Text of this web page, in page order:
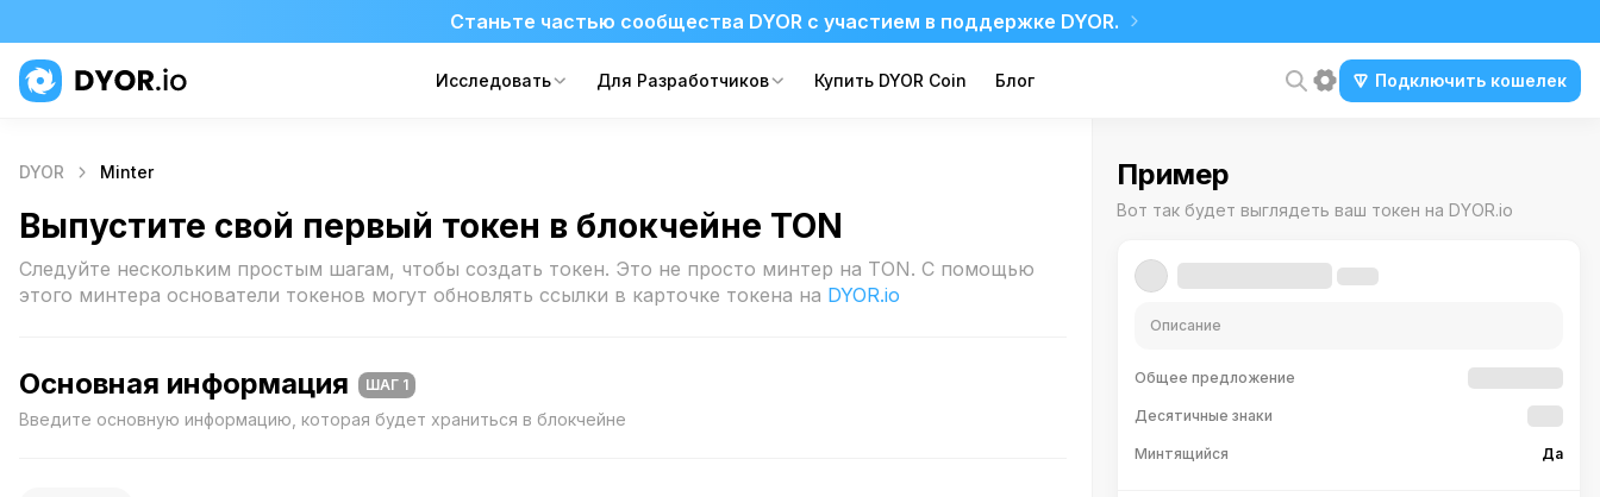
Станьте частью сообщества DYOR с участием в поддержке DYOR.
Исследовать Для Разработчиков Купить DYOR Coin Блог Подключить кошелек
DYOR Minter
Выпустите свой первый токен в блокчейне TON
Следуйте нескольким простым шагам, чтобы создать токен. Это не просто минтер на TON. С помощью
этого минтера основатели токенов могут обновлять ссылки в карточке токена на DYOR.io
Основная информация ШАГ 1
Введите основную информацию, которая будет храниться в блокчейне
Пример
Вот так будет выглядеть ваш токен на DYOR.io
Описание
Общее предложение
Десятичные знаки
Минтящийся Да